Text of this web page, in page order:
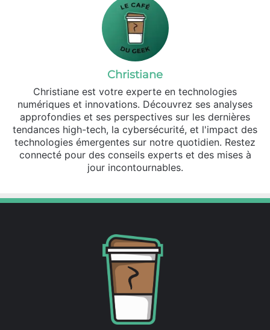
Christiane
Christiane est votre experte en technologies
numériques et innovations. Découvrez ses analyses
approfondies et ses perspectives sur les dernières
tendances high-tech, la cybersécurité, et l'impact des
technologies émergentes sur notre quotidien. Restez
connecté pour des conseils experts et des mises à
jour incontournables.